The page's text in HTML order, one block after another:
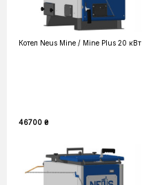
Котел Neus Mine / Mine Plus 20 кВт
46700 ₴